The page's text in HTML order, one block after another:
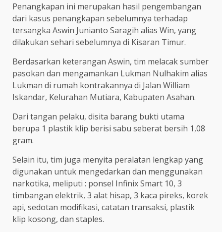
Penangkapan ini merupakan hasil pengembangan
dari kasus penangkapan sebelumnya terhadap
tersangka Aswin Junianto Saragih alias Win, yang
dilakukan sehari sebelumnya di Kisaran Timur.
Berdasarkan keterangan Aswin, tim melacak sumber
pasokan dan mengamankan Lukman Nulhakim alias
Lukman di rumah kontrakannya di Jalan William
Iskandar, Kelurahan Mutiara, Kabupaten Asahan.
Dari tangan pelaku, disita barang bukti utama
berupa 1 plastik klip berisi sabu seberat bersih 1,08
gram.
Selain itu, tim juga menyita peralatan lengkap yang
digunakan untuk mengedarkan dan menggunakan
narkotika, meliputi : ponsel Infinix Smart 10, 3
timbangan elektrik, 3 alat hisap, 3 kaca pireks, korek
api, sedotan modifikasi, catatan transaksi, plastik
klip kosong, dan staples.